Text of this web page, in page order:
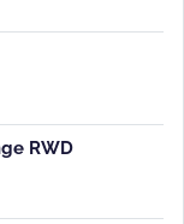
RWD